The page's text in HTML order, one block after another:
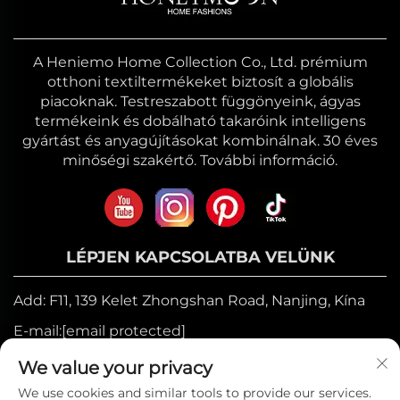
A Heniemo Home Collection Co., Ltd. prémium
otthoni textiltermékeket biztosít a globális
piacoknak. Testreszabott függönyeink, ágyas
termékeink és dobálható takaróink intelligens
gyártást és anyagújításokat kombinálnak. 30 éves
minőségi szakértő. További információ.
LÉPJEN KAPCSOLATBA VELÜNK
Add: F11, 139 Kelet Zhongshan Road, Nanjing, Kína
E-mail:[email protected]
Mozgó:+86-17327710449
Telefon:+86-025-84573776
We value your privacy
We use cookies and similar tools to provide our services.